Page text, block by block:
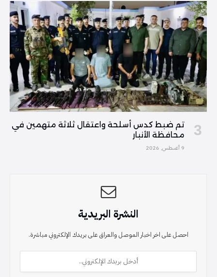
تم ضبط كدس أسلحة واعتقال ثلاثة متهمين في
محافظة الأنبار
9 أغسطس, 2026
النشرة البريدية
احصل على اخر اخبار الموصل والعراق على بريدك الإلكتروني مباشرة.